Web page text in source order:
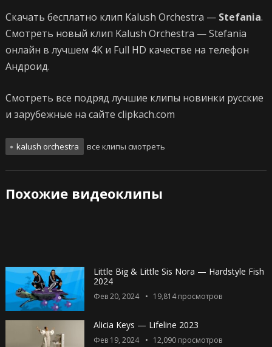
Скачать бесплатно клип Kalush Orchestra — Stefania.
Смотреть новый клип Kalush Orchestra — Stefania
онлайн в лучшем 4K и Full HD качестве на телефон
Андроид.
Смотреть все подряд лучшие клипы новинки русские
и зарубежные на сайте clipkach.com
kalush orchestra все клипы смотреть
Похожие видеоклипы
Little Big & Little Sis Nora — Hardstyle Fish
2024
Фев 20, 2024 19,814просмотров
Alicia Keys — Lifeline 2023
Фев 19, 2024 12,090просмотров